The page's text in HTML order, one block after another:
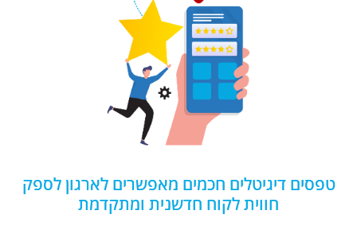
טפסים דיגיטלים חכמים מאפשרים לארגון לספק
חווית לקוח חדשנית ומתקדמת